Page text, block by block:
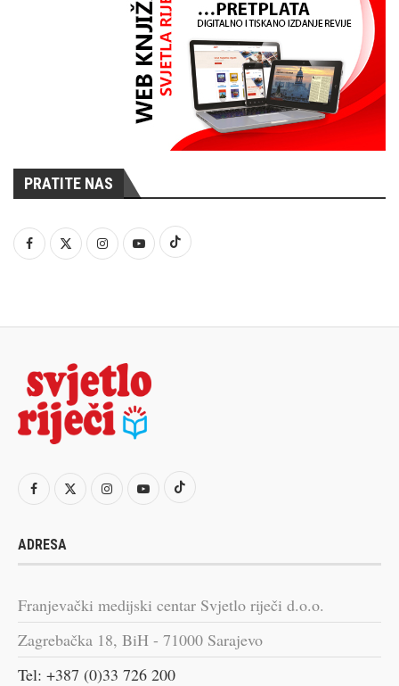
PRATITE NAS
ADRESA
Franjevački medijski centar Svjetlo riječi d.o.o.
Zagrebačka 18, BiH - 71000 Sarajevo
Tel: +387 (0)33 726 200